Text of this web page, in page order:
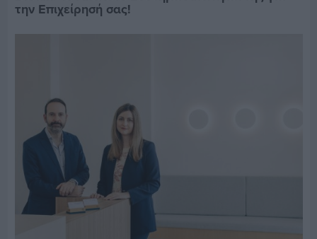
την Επιχείρησή σας!